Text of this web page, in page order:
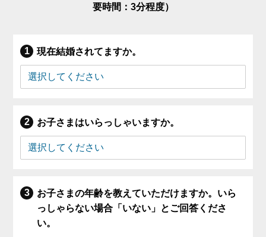
要時間：3分程度）
現在結婚されてますか。
お子さまはいらっしゃいますか。
お子さまの年齢を教えていただけますか。いら
っしゃらない場合「いない」とご回答くださ
い。